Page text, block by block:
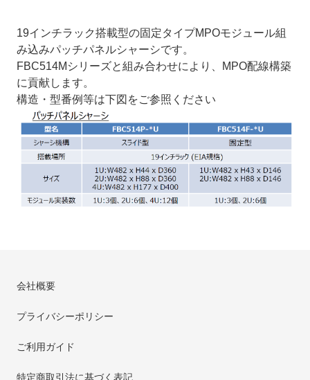
19インチラック搭載型の固定タイプMPOモジュール組
み込みパッチパネルシャーシです。
FBC514Mシリーズと組み合わせにより、MPO配線構築
に貢献します。
構造・型番例等は下図をご参照ください
会社概要
プライバシーポリシー
ご利用ガイド
特定商取引法に基づく表記